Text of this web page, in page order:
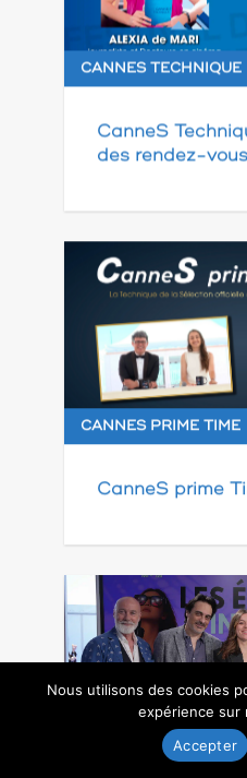
CANNES TECHNIQUE
CanneS
des rendez-
CANNES PRIME TIME
CanneS prime
CONFÉRENCES
Nous utilisons des cookies
expérience sur
Accepter